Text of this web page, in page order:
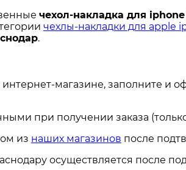
чехол-накладка для
чехлы-накладки для apple
.
магазине, заполните и
при получении заказа
из наших магазинов после
осуществляется после